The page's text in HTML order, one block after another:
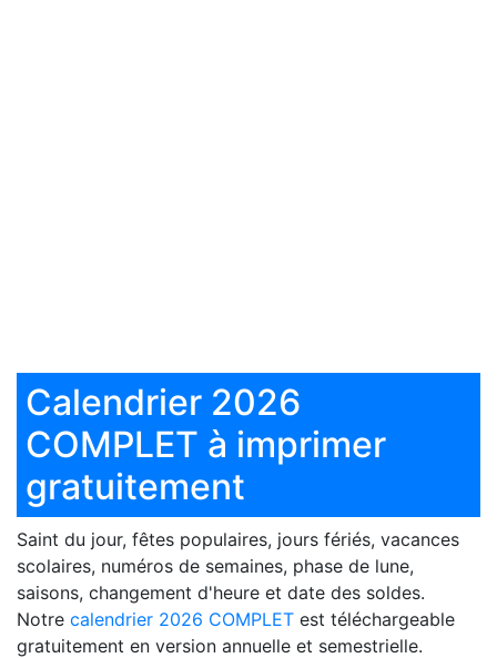
Calendrier 2026
COMPLET à imprimer
gratuitement
Saint du jour, fêtes populaires, jours fériés, vacances
scolaires, numéros de semaines, phase de lune,
saisons, changement d'heure et date des soldes.
Notre calendrier 2026 COMPLET est téléchargeable
gratuitement en version annuelle et semestrielle.